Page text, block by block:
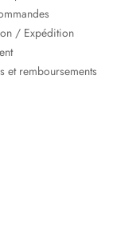
/ Expédition
et remboursements